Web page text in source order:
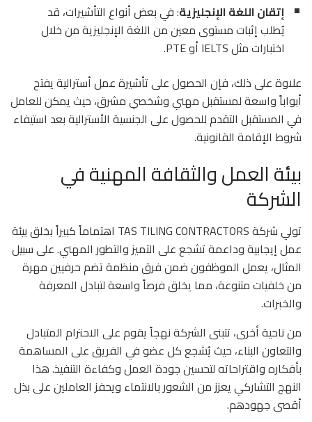
إتقان اللغة الإنجليزية: في بعض أنواع التأشيرات، قد
يُطلب إثبات مستوى معين من اللغة الإنجليزية من خلال
اختبارات مثل IELTS أو PTE.
علاوة على ذلك، فإن الحصول على تأشيرة عمل أسترالية يفتح
أبواباً واسعة لمستقبل مهني وشخصي مشرق، حيث يمكن للعامل
في المستقبل التقدم للحصول على الجنسية الأسترالية بعد استيفاء
شروط الإقامة القانونية.
بيئة العمل والثقافة المهنية في
الشركة
تولي شركة TAS TILING CONTRACTORS اهتماماً كبيراً بخلق بيئة
عمل إيجابية وداعمة تشجع على التميز والتطور المهني. على سبيل
المثال، يعمل الموظفون ضمن فرق منظمة تضم حرفيين مهرة
من خلفيات متنوعة، مما يخلق فرصاً واسعة لتبادل المعرفة
والخبرات.
من ناحية أخرى، تتبنى الشركة نهجاً يقوم على الاحترام المتبادل
والتعاون البناء، حيث يُشجع كل عضو في الفريق على المساهمة
بأفكاره واقتراحاته لتحسين جودة العمل وكفاءة التنفيذ. هذا
النهج التشاركي يعزز من الشعور بالانتماء ويحفز العاملين على بذل
أقصى جهودهم.